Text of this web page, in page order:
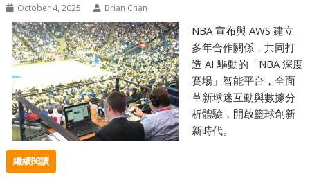
October 4, 2025 Brian Chan
NBA 宣布與 AWS 建立
多年合作關係，共同打
造 AI 驅動的「NBA 深度
賽場」智能平台，全面
革新球迷互動與數據分
析體驗，開啟籃球創新
新時代。
繼續閱讀